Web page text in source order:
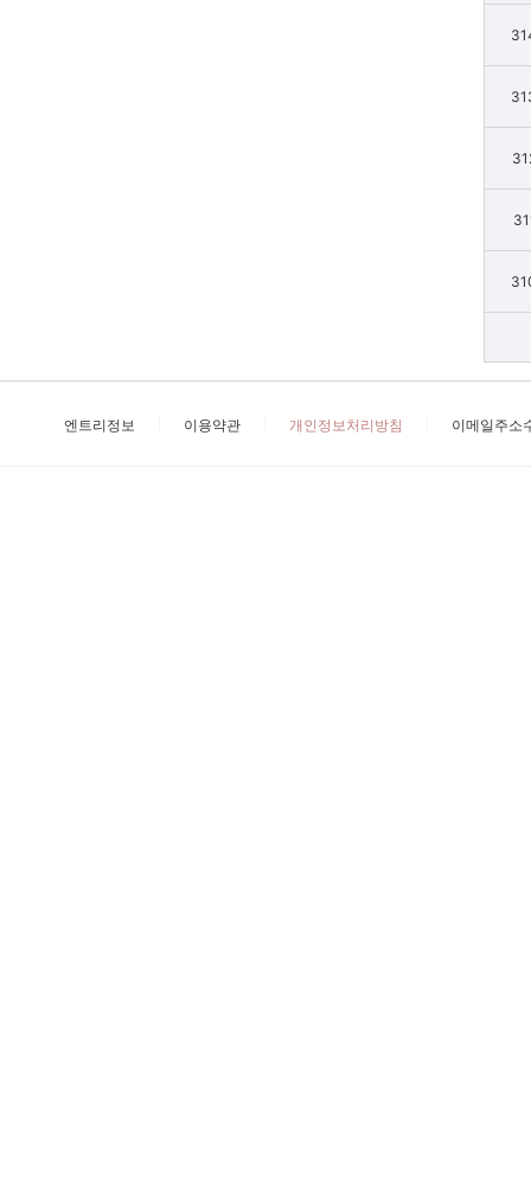
엔트리정보 이용약관 개인정보처리방침 이메일주소